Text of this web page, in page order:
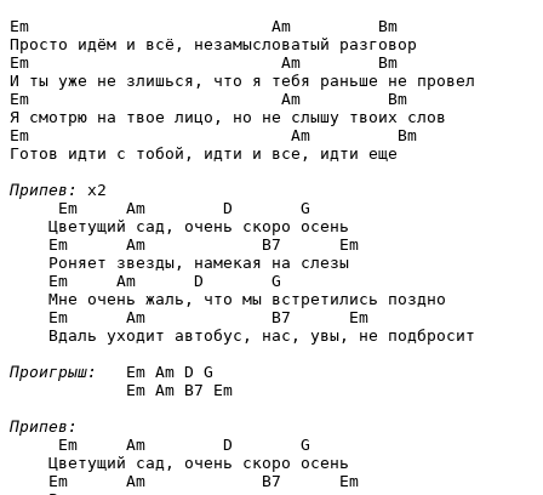
Em                         Am         Bm
Em                          Am        Bm
Em                          Am         Bm
Em                           Am         Bm
Готов идти с тобой, идти и все, идти еще
Припев:
x2
Em     Am        D       G
    Цветущий сад, очень скоро осень
Em      Am            B7      Em
    Роняет звезды, намекая на слезы
Em     Am      D       G
    Мне очень жаль, что мы встретились поздно
Em      Am             B7      Em
    Вдаль уходит автобус, нас, увы, не подбросит
Проигрыш:
Em Am D G
            Em Am B7 Em
Припев:
Em     Am        D       G
    Цветущий сад, очень скоро осень
Em      Am            B7      Em